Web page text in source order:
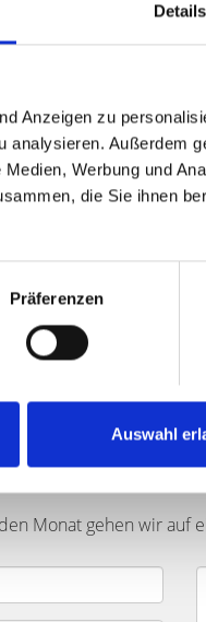
Details
Anzeigen zu
analysieren. Außerdem
Werbung und
die Sie ihnen
Präferenzen
Auswahl
wert?
durchführen!
per E-Mail
Monat gehen wir auf